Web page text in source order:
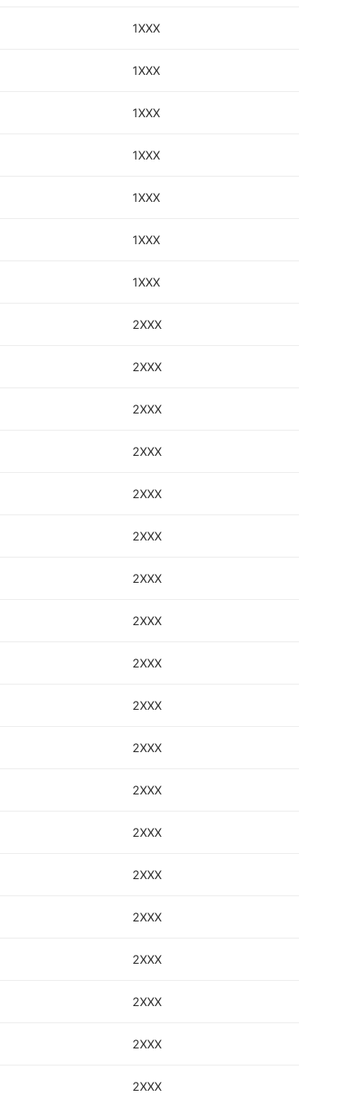
1XXX
1XXX
1XXX
1XXX
1XXX
1XXX
1XXX
2XXX
2XXX
2XXX
2XXX
2XXX
2XXX
2XXX
2XXX
2XXX
2XXX
2XXX
2XXX
2XXX
2XXX
2XXX
2XXX
2XXX
2XXX
2XXX